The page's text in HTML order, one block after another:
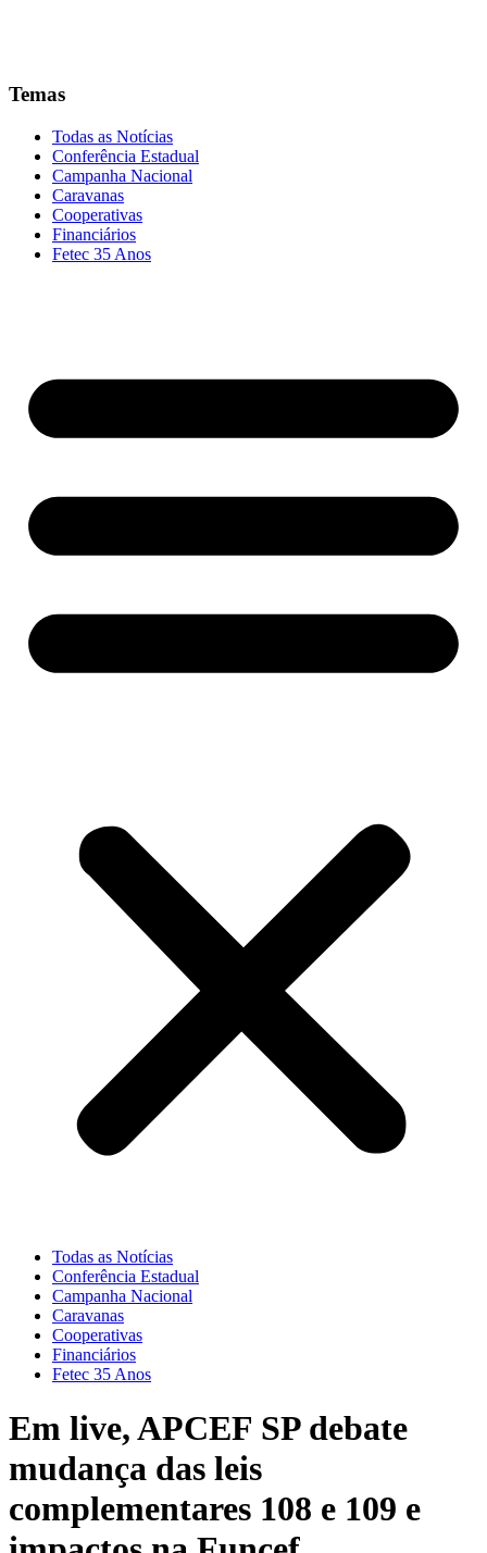
Temas
Todas as Notícias
Conferência Estadual
Campanha Nacional
Caravanas
Cooperativas
Financiários
Fetec 35 Anos
Todas as Notícias
Conferência Estadual
Campanha Nacional
Caravanas
Cooperativas
Financiários
Fetec 35 Anos
Em live, APCEF SP debate
mudança das leis
complementares 108 e 109 e